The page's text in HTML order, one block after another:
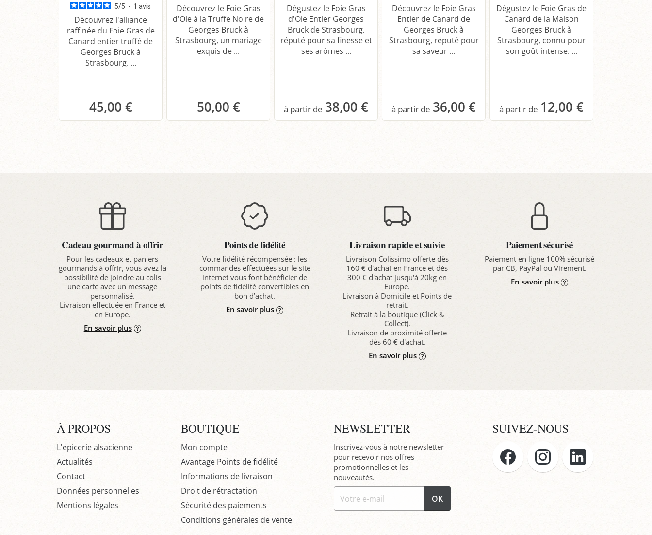
5/5 - 1 avis
Découvrez l'alliance
raffinée du Foie Gras de
Canard entier truffé de
Georges Bruck à
Strasbourg. ...
45,00 €
Découvrez le Foie Gras
d'Oie à la Truffe Noire de
Georges Bruck à
Strasbourg, un mariage
exquis de ...
50,00 €
Dégustez le Foie Gras
d'Oie Entier Georges
Bruck de Strasbourg,
réputé pour sa finesse et
ses arômes ...
38,00 €
Découvrez le Foie Gras
Entier de Canard de
Georges Bruck à
Strasbourg, réputé pour
sa saveur ...
36,00 €
Dégustez le Foie Gras de
Canard de la Maison
Georges Bruck à
Strasbourg, connu pour
son goût intense. ...
12,00 €
Cadeau gourmand à offrir
Pour les cadeaux et paniers
gourmands à offrir, vous avez la
possibilité de joindre au colis
une carte avec un message
personnalisé.
Livraison effectuée en France et
en Europe.
En savoir plus
Points de fidélité
Votre fidélité récompensée : les
commandes effectuées sur le site
internet vous font bénéficier de
points de fidélité convertibles en
bon d’achat.
En savoir plus
Livraison rapide et suivie
Livraison Colissimo offerte dès
160 € d'achat en France et dès
300 € d'achat jusqu'à 20kg en
Europe.
Livraison à Domicile et Points de
retrait.
Retrait à la boutique (Click &
Collect).
Livraison de proximité offerte
dès 60 € d'achat.
En savoir plus
Paiement sécurisé
Paiement en ligne 100% sécurisé
par CB, PayPal ou Virement.
En savoir plus
À PROPOS
L'épicerie alsacienne
Actualités
Contact
Données personnelles
Mentions légales
BOUTIQUE
Mon compte
Avantage Points de fidélité
Informations de livraison
Droit de rétractation
Sécurité des paiements
Conditions générales de vente
NEWSLETTER
Inscrivez-vous à notre newsletter
pour recevoir nos offres
promotionnelles et les
nouveautés.
OK
SUIVEZ-NOUS